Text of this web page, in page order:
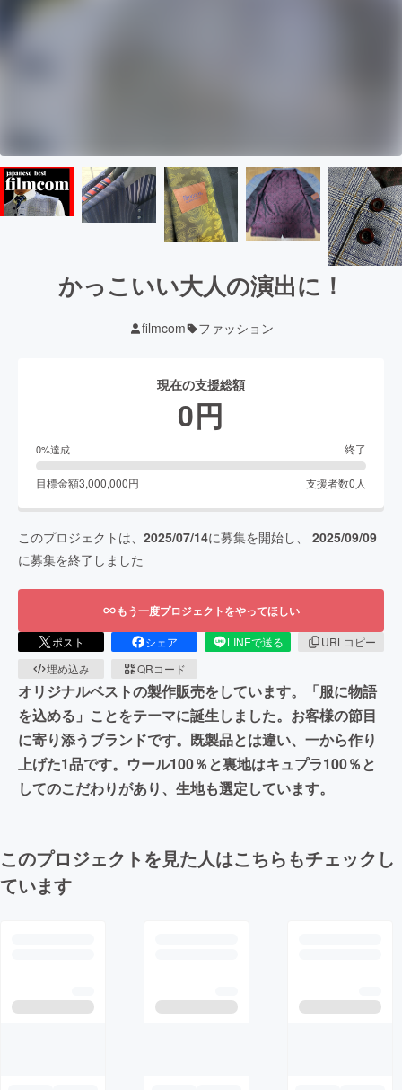
かっこいい大人の演出に！
filmcom ファッション
現在の支援総額
0円
0%達成 終了
目標金額3,000,000円 支援者数0 人
このプロジェクトは、 2025/07/14に募集を開始し、 2025/09/09
に募集を終了しました
もう一度プロジェクトをやってほしい
ポスト シェア LINEで送る
URLコピー
埋め込み
QRコード
オリジナルベストの製作販売をしています。「服に物語
を込める」ことをテーマに誕生しました。お客様の節目
に寄り添うブランドです。既製品とは違い、一から作り
上げた1品です。ウール100％と裏地はキュプラ100％と
してのこだわりがあり、生地も選定しています。
このプロジェクトを見た人はこちらもチェックし
ています